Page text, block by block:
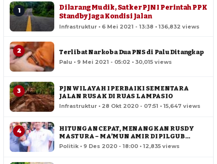
1
Dilarang Mudik, Satker PJN I Perintah PPK
Standby Jaga Kondisi Jalan
Infrastruktur • 6 Mei 2021 - 13:38 • 136,832 views
2 Terlibat Narkoba Dua PNS di Palu Ditangkap
Palu • 9 Mei 2021 - 05:02 • 30,015 views
3
PJN WILAYAH I PERBAIKI SEMENTARA
JALAN RUSAK DI RUAS LAMPASIO
Infrastruktur • 28 Okt 2020 - 07:51 • 15,647 views
4
HITUNGAN CEPAT, MENANGKAN RUSDY
MASTURA – MA’MUN AMIR DI PILGUB
SULTENG
Politik • 9 Des 2020 - 18:00 • 12,835 views